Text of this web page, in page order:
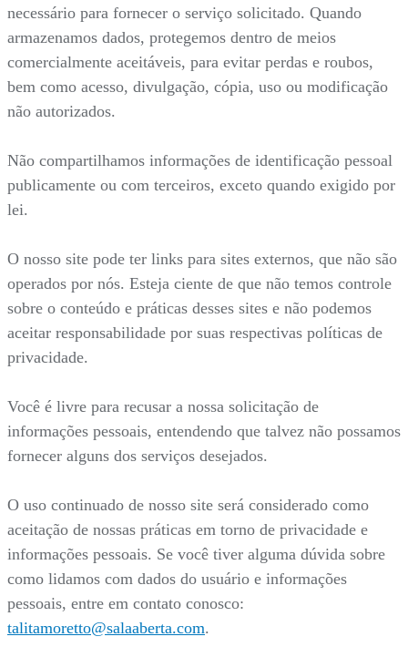
necessário para fornecer o serviço solicitado. Quando
armazenamos dados, protegemos dentro de meios
comercialmente aceitáveis, para evitar perdas e roubos,
bem como acesso, divulgação, cópia, uso ou modificação
não autorizados.
Não compartilhamos informações de identificação pessoal
publicamente ou com terceiros, exceto quando exigido por
lei.
O nosso site pode ter links para sites externos, que não são
operados por nós. Esteja ciente de que não temos controle
sobre o conteúdo e práticas desses sites e não podemos
aceitar responsabilidade por suas respectivas políticas de
privacidade.
Você é livre para recusar a nossa solicitação de
informações pessoais, entendendo que talvez não possamos
fornecer alguns dos serviços desejados.
O uso continuado de nosso site será considerado como
aceitação de nossas práticas em torno de privacidade e
informações pessoais. Se você tiver alguma dúvida sobre
como lidamos com dados do usuário e informações
pessoais, entre em contato conosco:
talitamoretto@salaaberta.com.